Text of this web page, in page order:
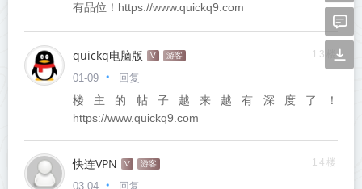
有品位！https://www.quickq9.com
quickq电脑版 V 游客 13楼
01-09 回复
楼主的帖子越来越有深度了！
https://www.quickq9.com
快连VPN V 游客 14楼
03-04 回复